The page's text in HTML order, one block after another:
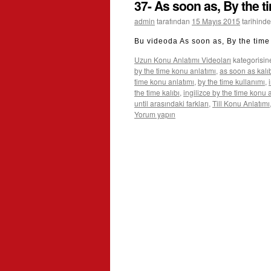
37- As soon as, By the
admin tarafından 15 Mayıs 2015
Bu videoda As soon as, By the time
Uzun Konu Anlatımı Videoları
by the time konu anlatımı, as soon as
time konu anlatımı, by the time kullanımı,
the time kalıbı, ingilizce by the time konu
until arasındaki farkları, Till Konu Anlatımı
Yorum yapın